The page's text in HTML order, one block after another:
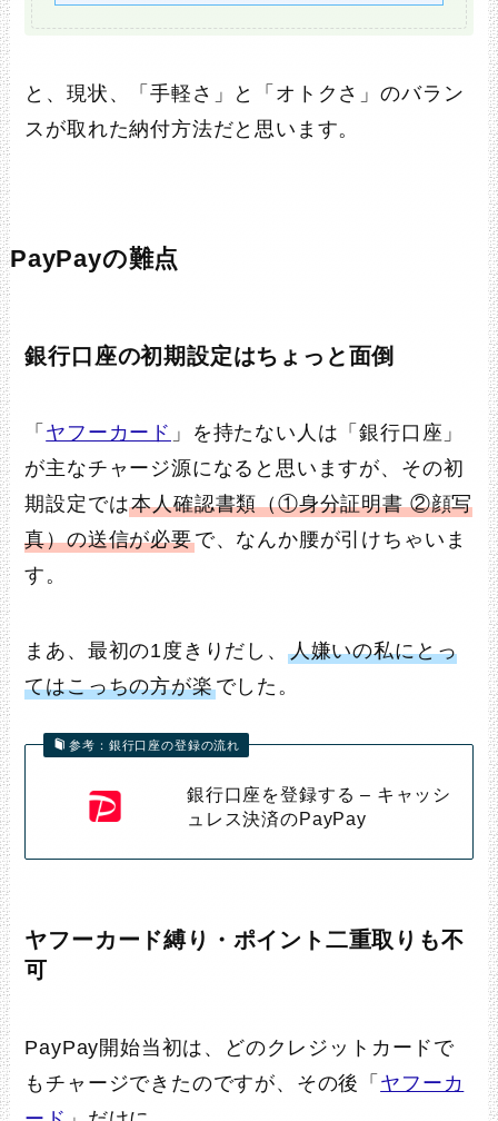
と、現状、「手軽さ」と「オトクさ」のバラン
スが取れた納付方法だと思います。
PayPayの難点
銀行口座の初期設定はちょっと面倒
「 ヤフーカード 」を持たない人は「銀行口座」
が主なチャージ源になると思いますが、その初
期設定では本人確認書類（①身分証明書 ②顔写
真）の送信が必要で、なんか腰が引けちゃいま
す。
まあ、最初の1度きりだし、 人嫌いの私にとっ
てはこっちの方が楽でした。
参考：銀行口座の登録の流れ
銀行口座を登録する – キャッシ
ュレス決済のPayPay
ヤフーカード縛り・ポイント二重取りも不
可
PayPay開始当初は、どのクレジットカードで
もチャージできたのですが、その後「 ヤフーカ